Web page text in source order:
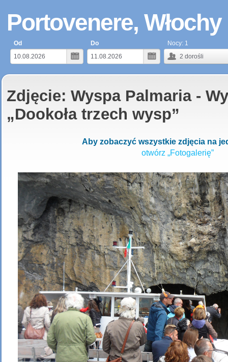
Portovenere, Włochy
Od
Do
2 dorośli
Nocy: 1
Zdjęcie: Wyspa Palmaria -
„Dookoła trzech wysp”
Aby zobaczyć wszystkie zdjęcia na
otwórz „Fotogalerię”